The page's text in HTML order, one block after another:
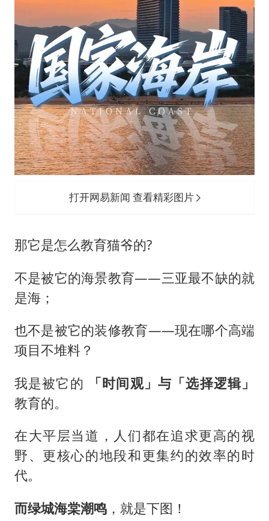
打开网易新闻 查看精彩图片
那它是怎么教育猫爷的?
不是被它的海景教育——三亚最不缺的就
是海；
也不是被它的装修教育——现在哪个高端
项目不堆料？
我是被它的
「时间观」与「选择逻辑」
教育的。
在大平层当道，人们都在追求更高的视
野、更核心的地段和更集约的效率的时
代。
而绿城海棠潮鸣，就是下图！